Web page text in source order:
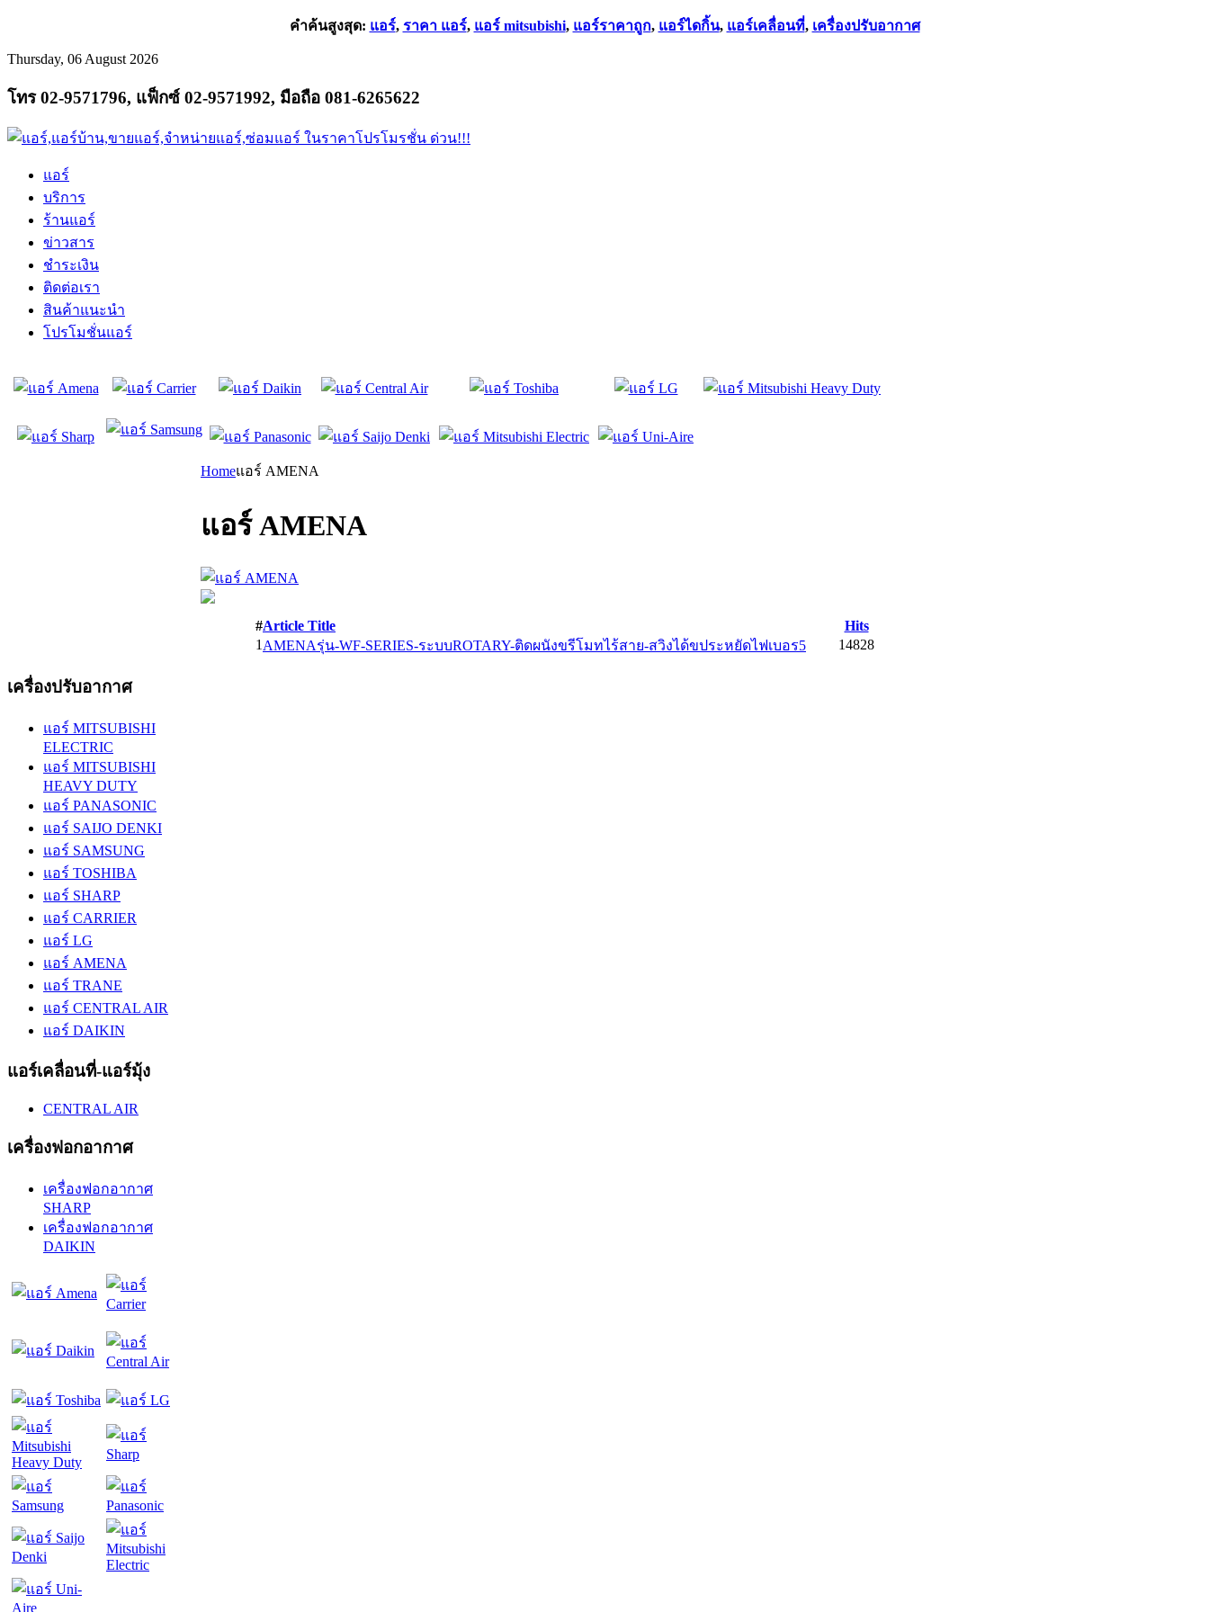
คำค้นสูงสุด: แอร์, ราคา แอร์, แอร์ mitsubishi, แอร์ราคาถูก, แอร์ไดกิ้น, แอร์เคลื่อนที่, เครื่องปรับอากาศ
Thursday, 06 August 2026
โทร 02-9571796, แฟ็กซ์ 02-9571992, มือถือ 081-6265622
แอร์
บริการ
ร้านแอร์
ข่าวสาร
ชำระเงิน
ติดต่อเรา
สินค้าแนะนำ
โปรโมชั่นแอร์
Homeแอร์ AMENA
แอร์ AMENA
#Article Title
Hits
1 AMENAรุ่น-WF-SERIES-ระบบROTARY-ติดผนังขรีโมทไร้สาย-สวิงได้ขประหยัดไฟเบอร5 14828
เครื่องปรับอากาศ
แอร์ MITSUBISHI
ELECTRIC
แอร์ MITSUBISHI
HEAVY DUTY
แอร์ PANASONIC
แอร์ SAIJO DENKI
แอร์ SAMSUNG
แอร์ TOSHIBA
แอร์ SHARP
แอร์ CARRIER
แอร์ LG
แอร์ AMENA
แอร์ TRANE
แอร์ CENTRAL AIR
แอร์ DAIKIN
แอร์เคลื่อนที่-แอร์มุ้ง
CENTRAL AIR
เครื่องฟอกอากาศ
เครื่องฟอกอากาศ
SHARP
เครื่องฟอกอากาศ
DAIKIN